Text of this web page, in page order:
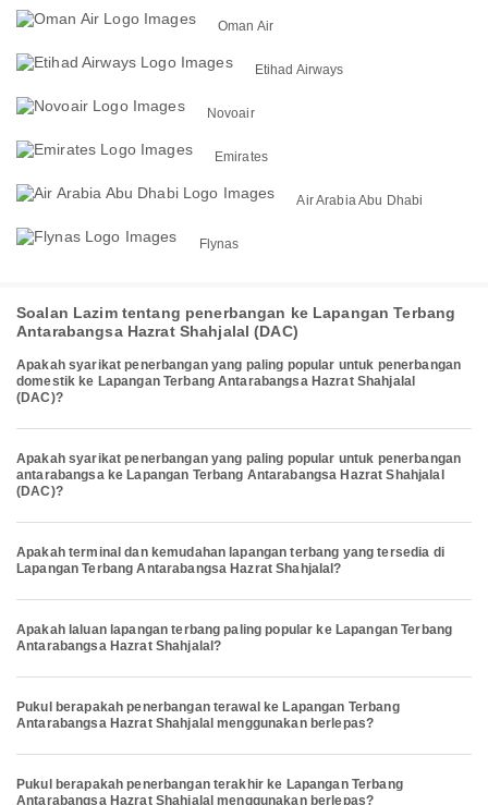
Oman Air
Etihad Airways
Novoair
Emirates
Air Arabia Abu Dhabi
Flynas
Soalan Lazim tentang penerbangan ke Lapangan Terbang
Antarabangsa Hazrat Shahjalal (DAC)
Apakah syarikat penerbangan yang paling popular untuk penerbangan
domestik ke Lapangan Terbang Antarabangsa Hazrat Shahjalal
(DAC)?
Apakah syarikat penerbangan yang paling popular untuk penerbangan
antarabangsa ke Lapangan Terbang Antarabangsa Hazrat Shahjalal
(DAC)?
Apakah terminal dan kemudahan lapangan terbang yang tersedia di
Lapangan Terbang Antarabangsa Hazrat Shahjalal?
Apakah laluan lapangan terbang paling popular ke Lapangan Terbang
Antarabangsa Hazrat Shahjalal?
Pukul berapakah penerbangan terawal ke Lapangan Terbang
Antarabangsa Hazrat Shahjalal menggunakan berlepas?
Pukul berapakah penerbangan terakhir ke Lapangan Terbang
Antarabangsa Hazrat Shahjalal menggunakan berlepas?